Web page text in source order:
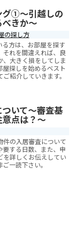
グ①～引越しの
きか～
の探し方
る方は、お部屋を探す
それを間違えれば、良
、大きく損をしてしま
屋探しを始めるベスト
紹介していきます。
いて～審査基
点は？～
件の入居審査について
要する日数、また、申
を詳しくお伝えしてい
一読下さい。